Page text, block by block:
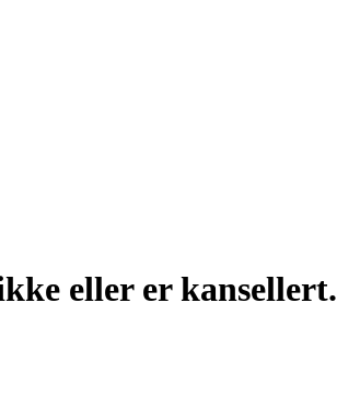
eller er kansellert.